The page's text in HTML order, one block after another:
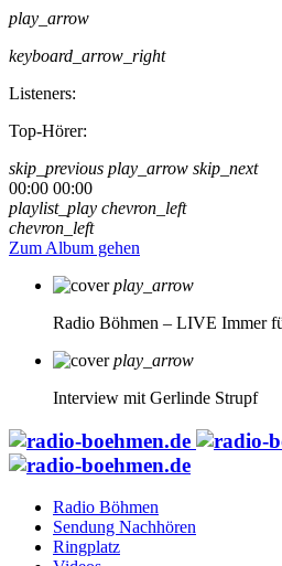
play_arrow
keyboard_arrow_right
Listeners:
Top-Hörer:
skip_previous play_arrow skip_next
00:00 00:00
playlist_play chevron_left
chevron_left
Zum Album gehen
play_arrow
Radio Böhmen – LIVE Immer
play_arrow
Interview mit Gerlinde Strupf
Radio Böhmen
Sendung Nachhören
Ringplatz